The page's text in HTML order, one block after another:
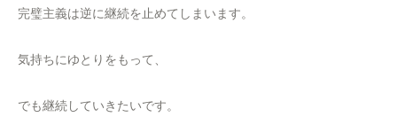
完璧主義は逆に継続を止めてしまいます。
気持ちにゆとりをもって、
でも継続していきたいです。